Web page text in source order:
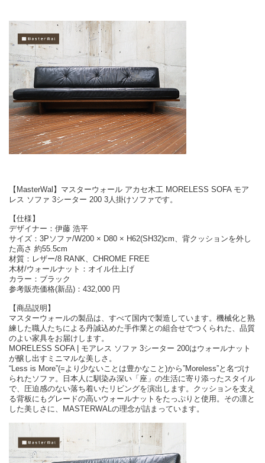
【MasterWal】マスターウォール アカセ木工 MORELESS SOFA モア
レス ソファ 3シーター 200 3人掛けソファです。
【仕様】
デザイナー：伊藤 浩平
サイズ：3Pソファ/W200 × D80 × H62(SH32)cm、背クッションを外し
た高さ 約55.5cm
材質：レザー/8 RANK、CHROME FREE
木材/ウォールナット：オイル仕上げ
カラー：ブラック
参考販売価格(新品)：432,000 円
【商品説明】
マスターウォールの製品は、すべて国内で製造しています。機械化と熟
練した職人たちによる丹誠込めた手作業との組合せでつくられた、品質
のよい家具をお届けします。
MORELESS SOFA | モアレス ソファ 3シーター 200はウォールナット
が醸し出すミニマルな美しさ。
“Less is More”(=より少ないことは豊かなこと)から”Moreless”と名づけ
られたソファ。日本人に馴染み深い「座」の生活に寄り添ったスタイル
で、圧迫感のない落ち着いたリビングを演出します。クッションを支え
る背板にもグレードの高いウォールナットをたっぷりと使用。その凛と
した美しさに、MASTERWALの理念が詰まっています。